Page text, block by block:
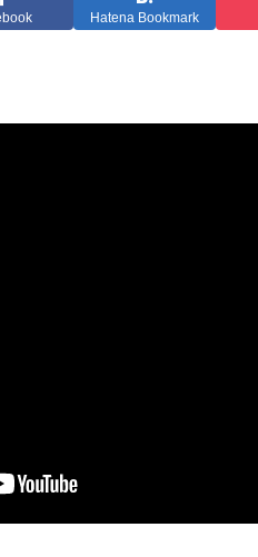
Hatena Bookmark